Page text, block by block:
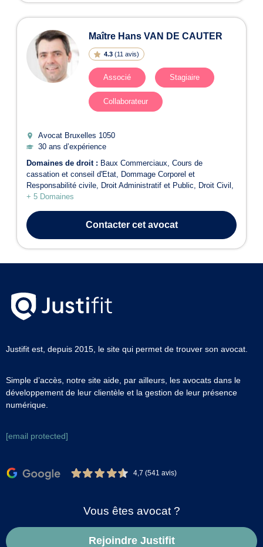
Maître Hans VAN DE CAUTER
4.3 (11 avis)
Associé Stagiaire
Collaborateur
Avocat Bruxelles 1050
30 ans d’expérience
Domaines de droit : Baux Commerciaux Cours de
cassation et conseil d'Etat
Dommage Corporel et
Responsabilité civile
Droit Administratif et Public
Droit Civil
+ 5 Domaines
Contactercet avocat
Justifit est, depuis 2015, le site qui permet de trouver son avocat.
Simple d’accès, notre site aide, par ailleurs, les avocats dans le
développement de leur clientèle et la gestion de leur présence
numérique.
[email protected]
4,7 (541 avis)
Vous êtes avocat ?
Rejoindre Justifit